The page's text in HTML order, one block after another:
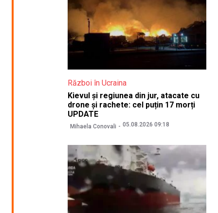
Război în Ucraina
Kievul și regiunea din jur, atacate cu
drone și rachete: cel puțin 17 morți
UPDATE
Mihaela Conovali 05.08.2026 09:18